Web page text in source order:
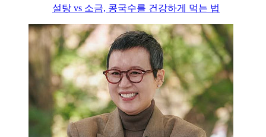
설탕 vs 소금, 콩국수를 건강하게 먹는 법